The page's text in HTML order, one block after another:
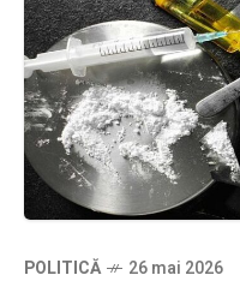
POLITICĂ 26 mai 2026